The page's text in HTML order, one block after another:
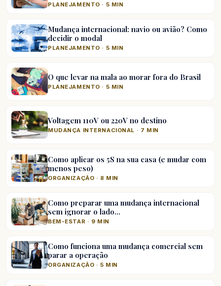
PLANEJAMENTO · 5 MIN
Mudança internacional: navio ou avião? Como
decidir o modal
PLANEJAMENTO · 5 MIN
O que levar na mala ao morar fora do Brasil
PLANEJAMENTO · 5 MIN
Voltagem 110V ou 220V no destino
MUDANÇA INTERNACIONAL · 7 MIN
Como aplicar os 5S na sua casa (e mudar com
menos peso)
ORGANIZAÇÃO · 8 MIN
Como preparar uma mudança internacional
sem ignorar o lado…
BEM-ESTAR · 9 MIN
Como funciona uma mudança comercial sem
parar a operação
ORGANIZAÇÃO · 5 MIN